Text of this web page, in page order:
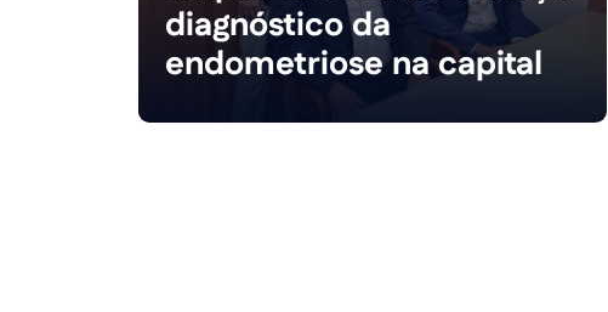
diagnóstico da
endometriose na capital